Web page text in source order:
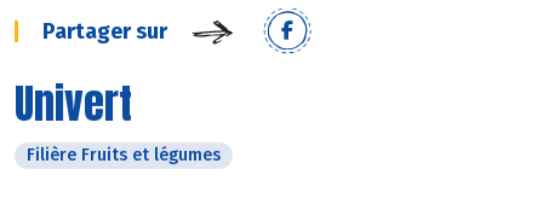
Partager sur
Univert
Filière Fruits et légumes